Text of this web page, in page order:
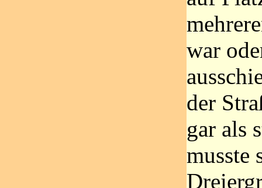
war
der
gar als
musste